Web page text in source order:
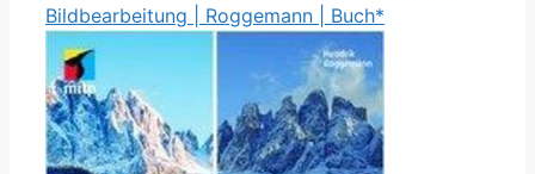
Bildbearbeitung | Roggemann | Buch*